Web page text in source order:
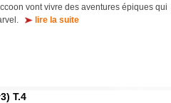
vont vivre des aventures épiques qui
lire la suite
T.4